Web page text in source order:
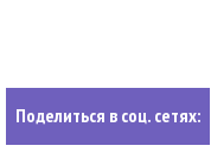
Поделиться в соц. сетях: